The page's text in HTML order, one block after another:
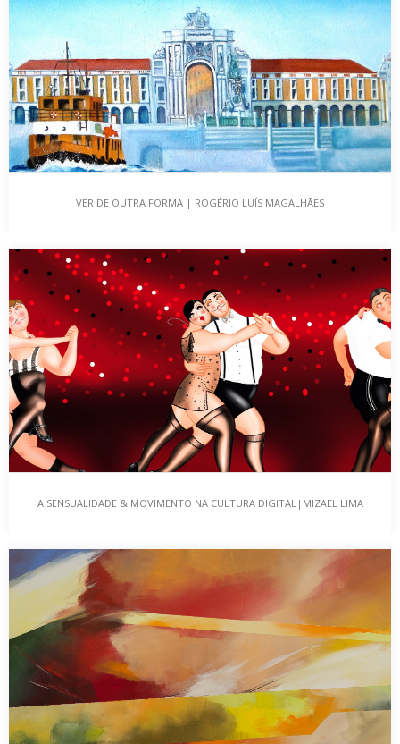
espaço para apresentar obras,…
VER DE OUTRA FORMA | ROGÉRIO LUÍS MAGALHÃES
Pretendo fazer e manter este espaço como uma casa criativa, o
casulo de todas as artes,…
VER DE OUTRA FORMA | ROGÉRIO LUÍS MAGALHÃES
A SENSUALIDADE & MOVIMENTO NA CULTURA
DIGITAL|MIZAEL LIMA
A exposição “A Sensualidade & Movimento na Cultura Digital”, do
artista Mizael Lima, é composta por…
A SENSUALIDADE & MOVIMENTO NA CULTURA DIGITAL|MIZAEL LIMA